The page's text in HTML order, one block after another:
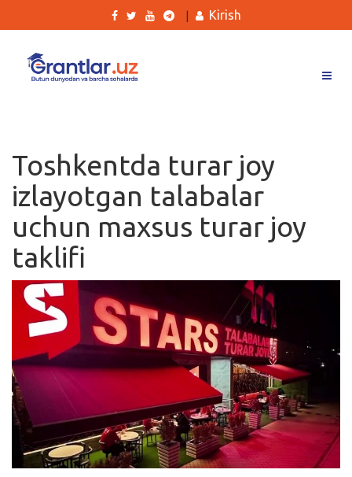
Ishlar
Kurslar
Blog
Yana
Qidirish
Kirish
Toshkentda turar joy
izlayotgan talabalar
uchun maxsus turar joy
taklifi